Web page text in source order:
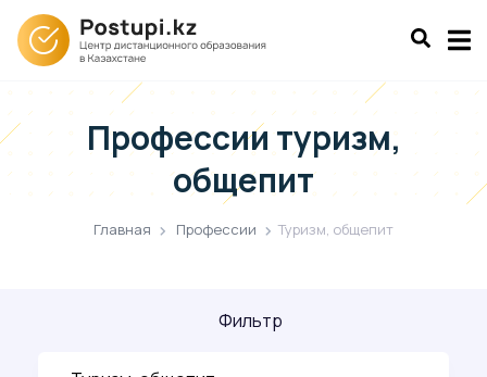
Профессиитуризм,
общепит
Главная Профессии Туризм, общепит
Фильтр